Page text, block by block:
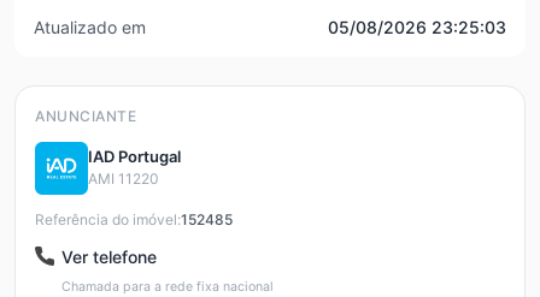
Atualizado em 05/08/2026 23:25:03
ANUNCIANTE
IAD Portugal
AMI 11220
Referência do imóvel:152485
Ver telefone
Chamada para a rede fixa nacional